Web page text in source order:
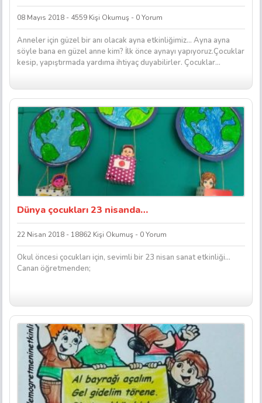
08 Mayıs 2018 - 4559 Kişi Okumuş - 0 Yorum
Anneler için güzel bir anı olacak ayna etkinliğimiz… Ayna ayna
söyle bana en güzel anne kim? İlk önce aynayı yapıyoruz.Çocuklar
kesip, yapıştırmada yardıma ihtiyaç duyabilirler. Çocuklar...
Dünya çocukları 23 nisanda…
22 Nisan 2018 - 18862 Kişi Okumuş - 0 Yorum
Okul öncesi çocukları için, sevimli bir 23 nisan sanat etkinliği…
Canan öğretmenden;